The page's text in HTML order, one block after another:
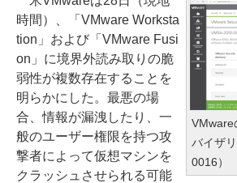
VMware
バイザ
0016）
時間）、「VMware Worksta
tion」および「VMware Fusi
on」に境界外読み取りの脆
弱性が複数存在することを
明らかにした。最悪の場
合、情報が漏洩したり、一
般のユーザー権限を持つ攻
撃者によって仮想マシンを
クラッシュさせられる可能